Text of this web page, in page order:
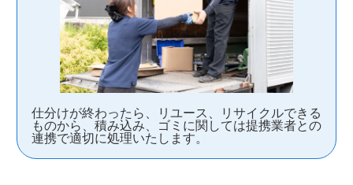
仕分けが終わったら、リユース、リサイクルできる
ものから、積み込み、ゴミに関しては提携業者との
連携で適切に処理いたします。